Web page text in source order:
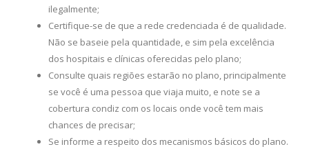
ilegalmente;
Certifique-se de que a rede credenciada é de qualidade.
Não se baseie pela quantidade, e sim pela excelência
dos hospitais e clínicas oferecidas pelo plano;
Consulte quais regiões estarão no plano, principalmente
se você é uma pessoa que viaja muito, e note se a
cobertura condiz com os locais onde você tem mais
chances de precisar;
Se informe a respeito dos mecanismos básicos do plano.